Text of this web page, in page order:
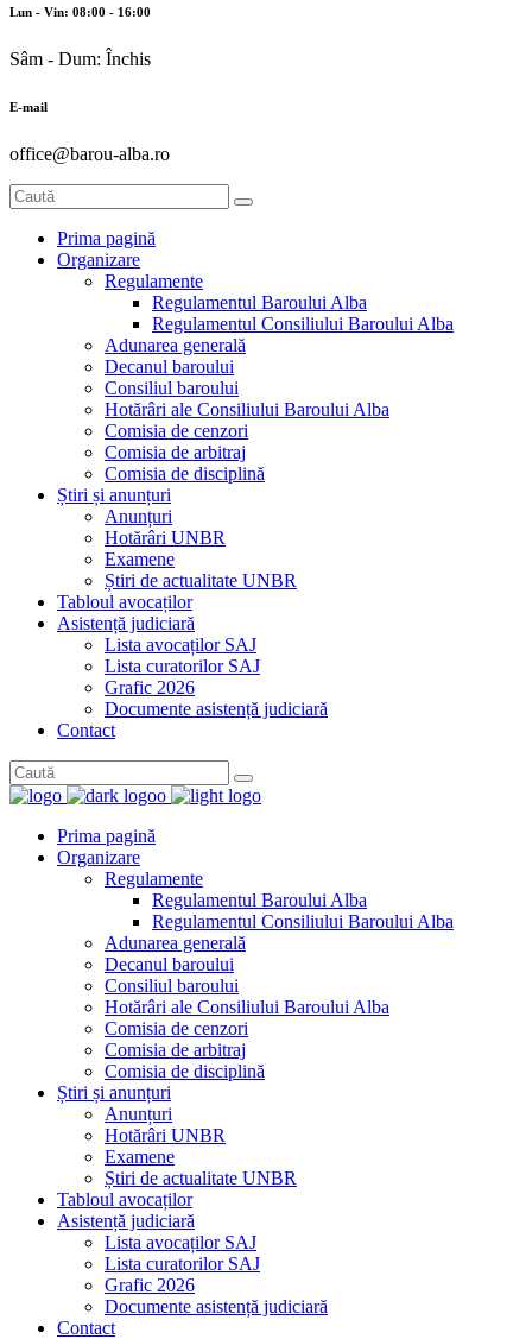
Lun - Vin: 08:00 - 16:00
Sâm - Dum: Închis
E-mail
office@barou-alba.ro
Prima pagină
Organizare
Regulamente
Regulamentul Baroului Alba
Regulamentul Consiliului Baroului Alba
Adunarea generală
Decanul baroului
Consiliul baroului
Hotărâri ale Consiliului Baroului Alba
Comisia de cenzori
Comisia de arbitraj
Comisia de disciplină
Știri și anunțuri
Anunțuri
Hotărâri UNBR
Examene
Știri de actualitate UNBR
Tabloul avocaților
Asistență judiciară
Lista avocaților SAJ
Lista curatorilor SAJ
Grafic 2026
Documente asistență judiciară
Contact
Prima pagină
Organizare
Regulamente
Regulamentul Baroului Alba
Regulamentul Consiliului Baroului Alba
Adunarea generală
Decanul baroului
Consiliul baroului
Hotărâri ale Consiliului Baroului Alba
Comisia de cenzori
Comisia de arbitraj
Comisia de disciplină
Știri și anunțuri
Anunțuri
Hotărâri UNBR
Examene
Știri de actualitate UNBR
Tabloul avocaților
Asistență judiciară
Lista avocaților SAJ
Lista curatorilor SAJ
Grafic 2026
Documente asistență judiciară
Contact